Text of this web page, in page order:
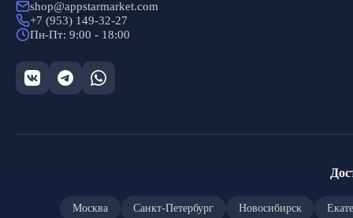
shop@appstarmarket.com
+7 (953) 149-32-27
Пн-Пт: 9:00 - 18:00
Москва Санкт-Петербург Новосибирск